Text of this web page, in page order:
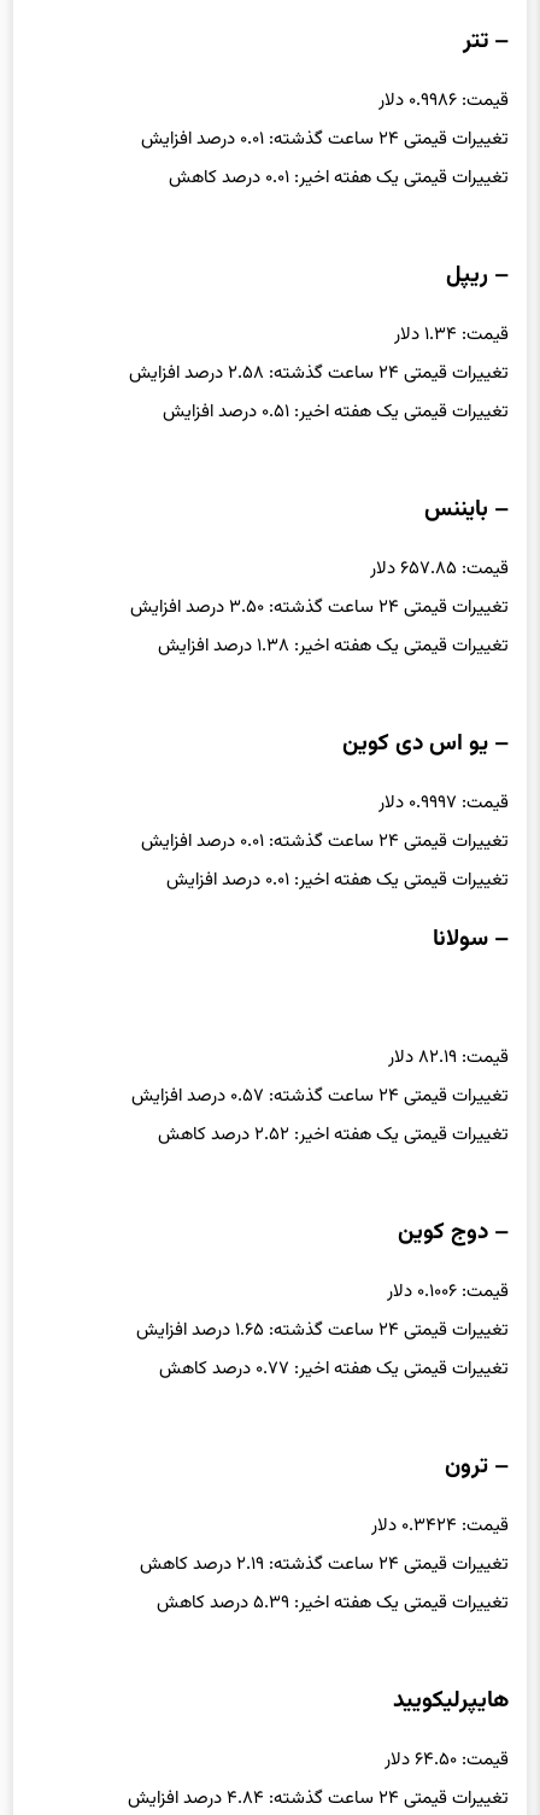
– تتر
قیمت: ۰.۹۹۸۶ دلار
تغییرات قیمتی ۲۴ ساعت گذشته: ۰.۰۱ درصد افزایش
تغییرات قیمتی یک هفته اخیر: ۰.۰۱ درصد کاهش
– ریپل
قیمت: ۱.۳۴ دلار
تغییرات قیمتی ۲۴ ساعت گذشته: ۲.۵۸ درصد افزایش
تغییرات قیمتی یک هفته اخیر: ۰.۵۱ درصد افزایش
– بایننس
قیمت: ۶۵۷.۸۵ دلار
تغییرات قیمتی ۲۴ ساعت گذشته: ۳.۵۰ درصد افزایش
تغییرات قیمتی یک هفته اخیر: ۱.۳۸ درصد افزایش
– یو اس دی کوین
قیمت: ۰.۹۹۹۷ دلار
تغییرات قیمتی ۲۴ ساعت گذشته: ۰.۰۱ درصد افزایش
تغییرات قیمتی یک هفته اخیر: ۰.۰۱ درصد افزایش
– سولانا
قیمت: ۸۲.۱۹ دلار
تغییرات قیمتی ۲۴ ساعت گذشته: ۰.۵۷ درصد افزایش
تغییرات قیمتی یک هفته اخیر: ۲.۵۲ درصد کاهش
– دوج کوین
قیمت: ۰.۱۰۰۶ دلار
تغییرات قیمتی ۲۴ ساعت گذشته: ۱.۶۵ درصد افزایش
تغییرات قیمتی یک هفته اخیر: ۰.۷۷ درصد کاهش
– ترون
قیمت: ۰.۳۴۲۴ دلار
تغییرات قیمتی ۲۴ ساعت گذشته: ۲.۱۹ درصد کاهش
تغییرات قیمتی یک هفته اخیر: ۵.۳۹ درصد کاهش
هایپرلیکویید
قیمت: ۶۴.۵۰ دلار
تغییرات قیمتی ۲۴ ساعت گذشته: ۴.۸۴ درصد افزایش